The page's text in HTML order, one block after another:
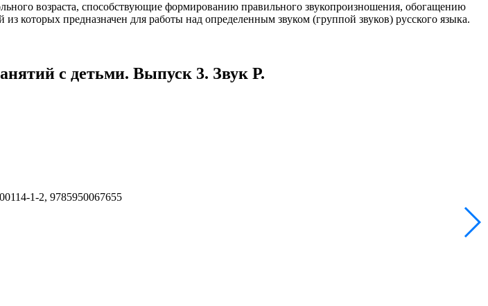
возраста, способствующие формированию правильного звукопроизношения, обогащению
которых предназначен для работы над определенным звуком (группой звуков) русского языка.
с детьми. Выпуск 3. Звук Р.
1-2, 9785950067655